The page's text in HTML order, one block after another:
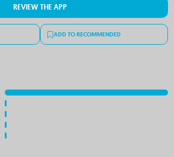
REVIEW THE APP
ADD TO RECOMMENDED